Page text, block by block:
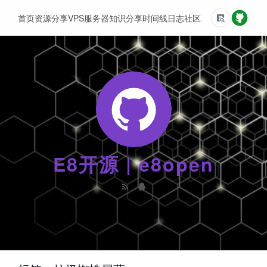
E8开源 | e8open
首页资源分享VPS服务器知识分享时间线日志社区友情链接